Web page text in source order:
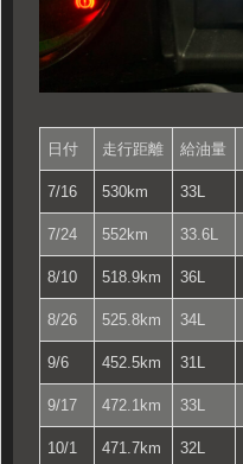
日付 走行距離 給油量
7/16 530km 33L
7/24 552km 33.6L
8/10 518.9km 36L
8/26 525.8km 34L
9/6 452.5km 31L
9/17 472.1km 33L
10/1 471.7km 32L